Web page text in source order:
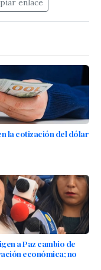
enlace
la cotización del dólar
a Paz cambio de
económica; no